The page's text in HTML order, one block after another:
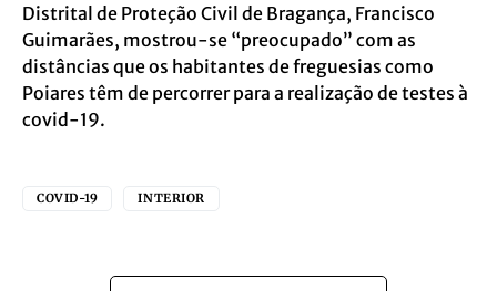
Distrital de Proteção Civil de Bragança, Francisco
Guimarães, mostrou-se “preocupado” com as
distâncias que os habitantes de freguesias como
Poiares têm de percorrer para a realização de testes à
covid-19.
COVID-19 INTERIOR